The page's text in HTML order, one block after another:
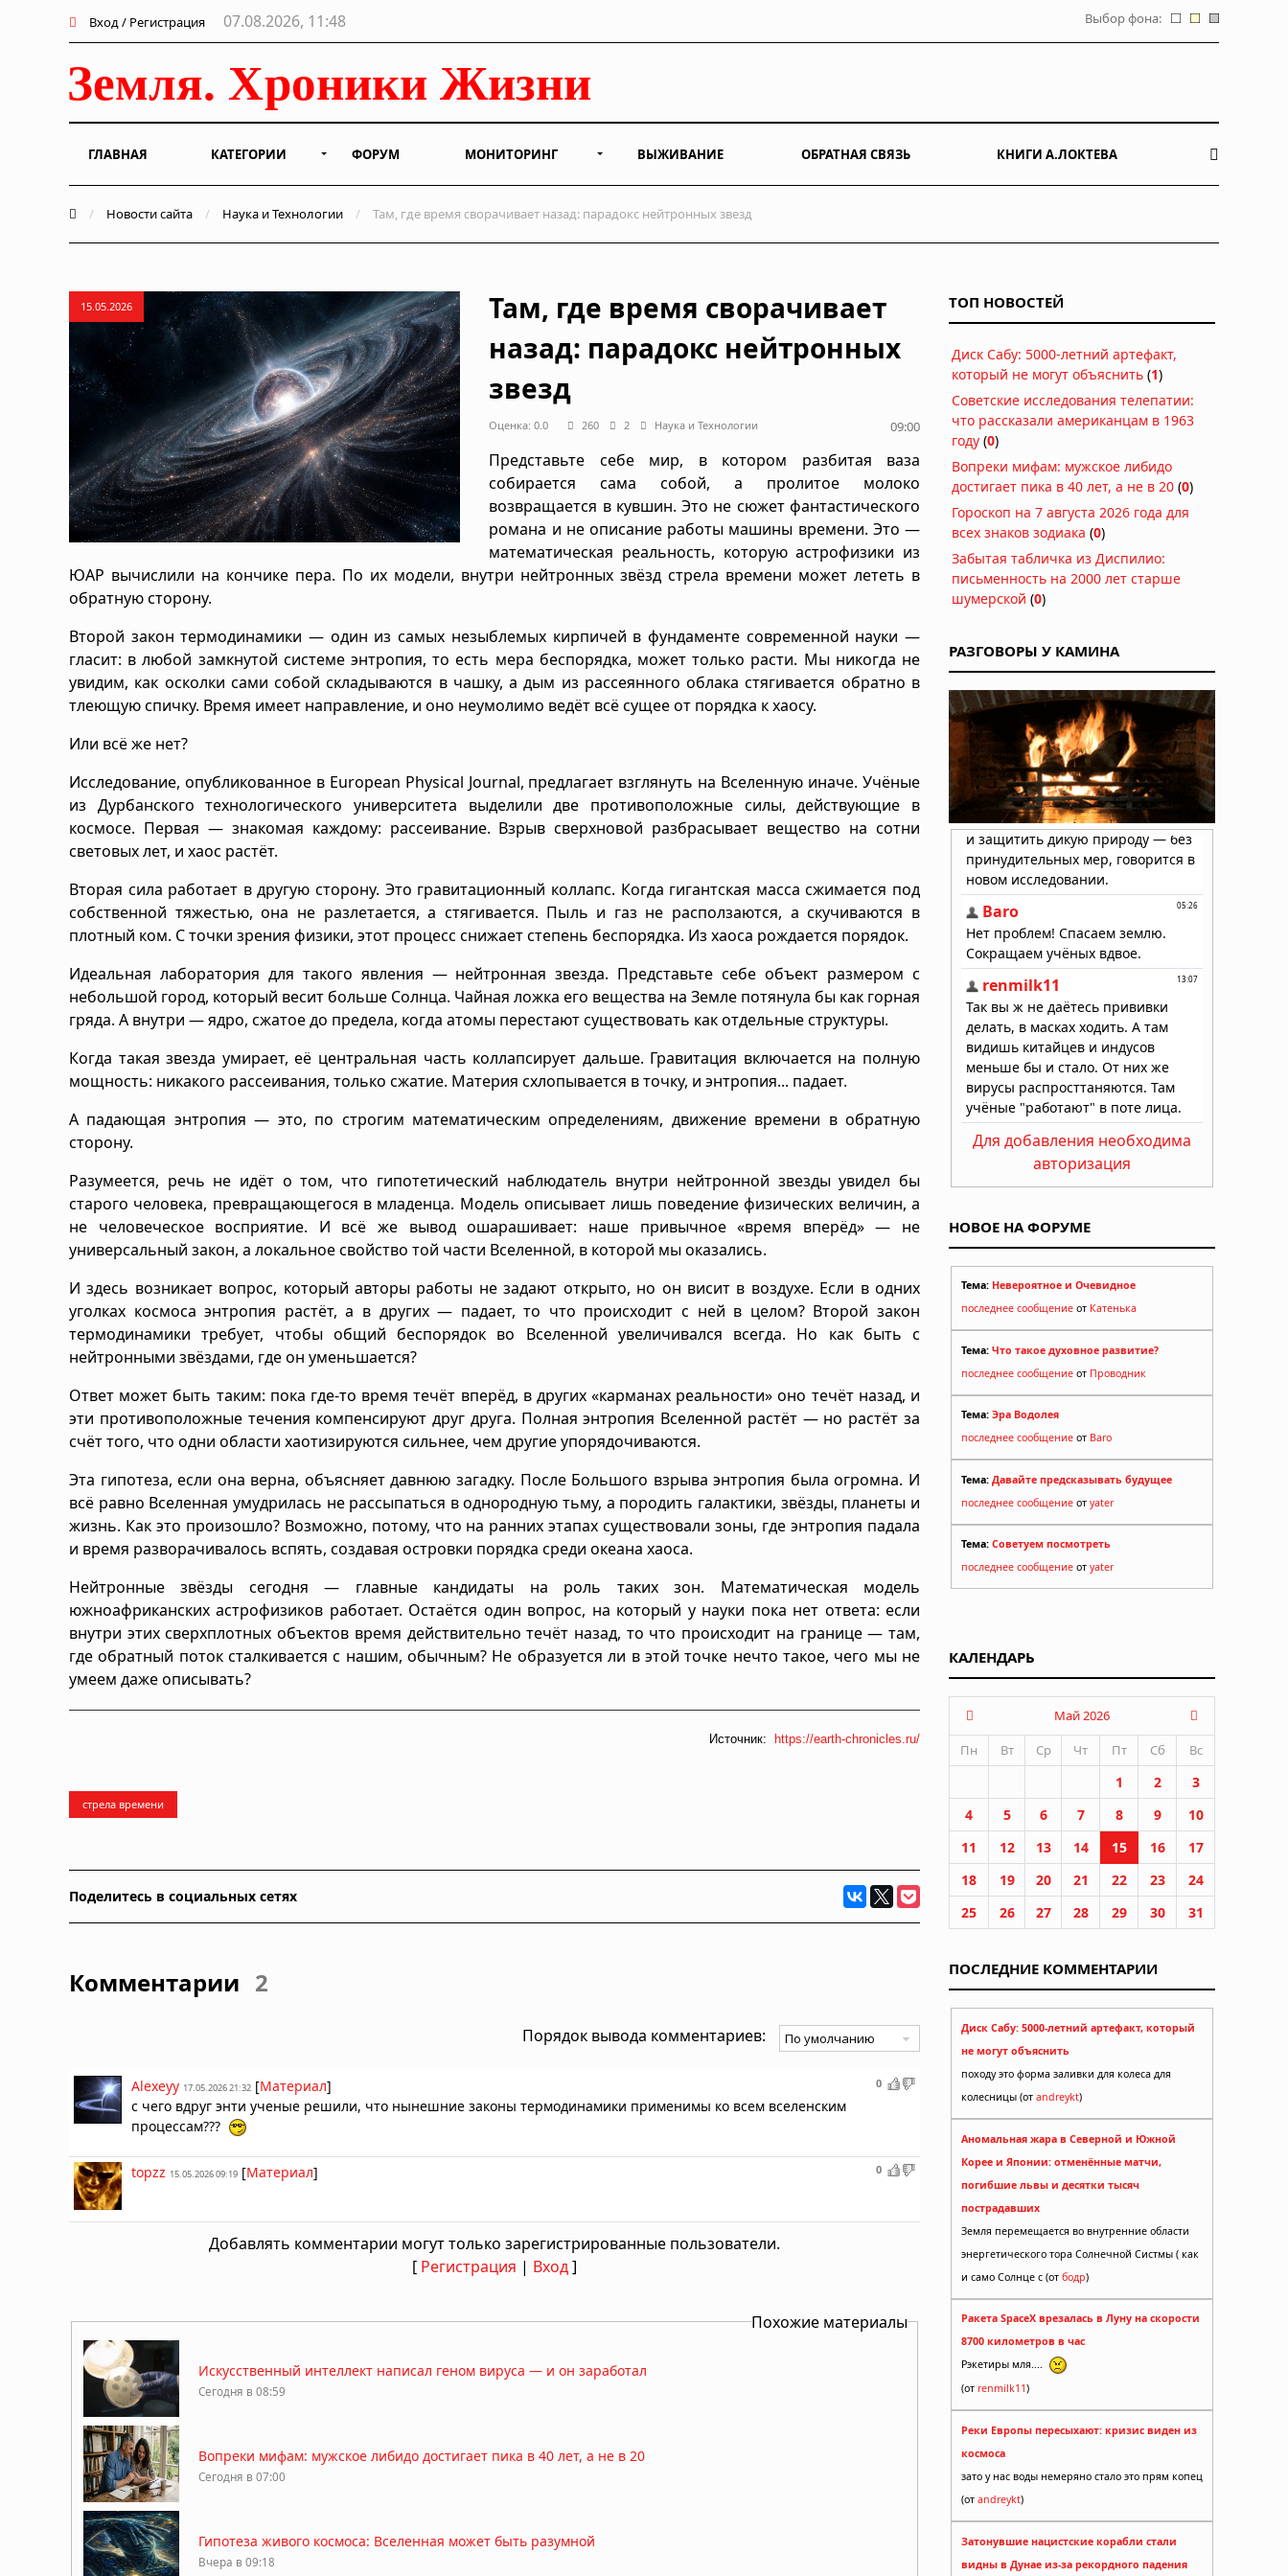
Вход / Регистрация 07.08.2026, 11:48 Выбор фона:
ГЛАВНАЯ КАТЕГОРИИ ФОРУМ МОНИТОРИНГ ВЫЖИВАНИЕ ОБРАТНАЯ СВЯЗЬ КНИГИ А.ЛОКТЕВА
/ Новости сайта / Наука и Технологии / Там, где время сворачивает назад: парадокс нейтронных звезд
15.05.2026
Там, где время сворачивает
назад: парадокс нейтронных
звезд
Оценка: 0.0 260 2 Наука и Технологии 09:00
Представьте себе мир, в котором разбитая ваза
собирается сама собой, а пролитое молоко
возвращается в кувшин. Это не сюжет фантастического
романа и не описание работы машины времени. Это —
математическая реальность, которую астрофизики из
ЮАР вычислили на кончике пера. По их модели, внутри нейтронных звёзд стрела времени может лететь в
обратную сторону.
Второй закон термодинамики — один из самых незыблемых кирпичей в фундаменте современной науки —
гласит: в любой замкнутой системе энтропия, то есть мера беспорядка, может только расти. Мы никогда не
увидим, как осколки сами собой складываются в чашку, а дым из рассеянного облака стягивается обратно в
тлеющую спичку. Время имеет направление, и оно неумолимо ведёт всё сущее от порядка к хаосу.
Или всё же нет?
Исследование, опубликованное в European Physical Journal, предлагает взглянуть на Вселенную иначе. Учёные
из Дурбанского технологического университета выделили две противоположные силы, действующие в
космосе. Первая — знакомая каждому: рассеивание. Взрыв сверхновой разбрасывает вещество на сотни
световых лет, и хаос растёт.
Вторая сила работает в другую сторону. Это гравитационный коллапс. Когда гигантская масса сжимается под
собственной тяжестью, она не разлетается, а стягивается. Пыль и газ не расползаются, а скучиваются в
плотный ком. С точки зрения физики, этот процесс снижает степень беспорядка. Из хаоса рождается порядок.
Идеальная лаборатория для такого явления — нейтронная звезда. Представьте себе объект размером с
небольшой город, который весит больше Солнца. Чайная ложка его вещества на Земле потянула бы как горная
гряда. А внутри — ядро, сжатое до предела, когда атомы перестают существовать как отдельные структуры.
Когда такая звезда умирает, её центральная часть коллапсирует дальше. Гравитация включается на полную
мощность: никакого рассеивания, только сжатие. Материя схлопывается в точку, и энтропия... падает.
А падающая энтропия — это, по строгим математическим определениям, движение времени в обратную
сторону.
Разумеется, речь не идёт о том, что гипотетический наблюдатель внутри нейтронной звезды увидел бы
старого человека, превращающегося в младенца. Модель описывает лишь поведение физических величин, а
не человеческое восприятие. И всё же вывод ошарашивает: наше привычное «время вперёд» — не
универсальный закон, а локальное свойство той части Вселенной, в которой мы оказались.
И здесь возникает вопрос, который авторы работы не задают открыто, но он висит в воздухе. Если в одних
уголках космоса энтропия растёт, а в других — падает, то что происходит с ней в целом? Второй закон
термодинамики требует, чтобы общий беспорядок во Вселенной увеличивался всегда. Но как быть с
нейтронными звёздами, где он уменьшается?
Ответ может быть таким: пока где-то время течёт вперёд, в других «карманах реальности» оно течёт назад, и
эти противоположные течения компенсируют друг друга. Полная энтропия Вселенной растёт — но растёт за
счёт того, что одни области хаотизируются сильнее, чем другие упорядочиваются.
Эта гипотеза, если она верна, объясняет давнюю загадку. После Большого взрыва энтропия была огромна. И
всё равно Вселенная умудрилась не рассыпаться в однородную тьму, а породить галактики, звёзды, планеты и
жизнь. Как это произошло? Возможно, потому, что на ранних этапах существовали зоны, где энтропия падала
и время разворачивалось вспять, создавая островки порядка среди океана хаоса.
Нейтронные звёзды сегодня — главные кандидаты на роль таких зон. Математическая модель
южноафриканских астрофизиков работает. Остаётся один вопрос, на который у науки пока нет ответа: если
внутри этих сверхплотных объектов время действительно течёт назад, то что происходит на границе — там,
где обратный поток сталкивается с нашим, обычным? Не образуется ли в этой точке нечто такое, чего мы не
умеем даже описывать?
Источник: https://earth-chronicles.ru/
стрела времени
Поделитесь в социальных сетях
Комментарии 2
Порядок вывода комментариев:
0
Alexeyy 17.05.2026 21:32 [Материал]
с чего вдруг энти ученые решили, что нынешние законы термодинамики применимы ко всем вселенским
процессам???
0
topzz 15.05.2026 09:19 [Материал]
Добавлять комментарии могут только зарегистрированные пользователи.
[ Регистрация | Вход]
Похожие материалы
Искусственный интеллект написал геном вируса — и он заработал
Сегодня в 08:59
Вопреки мифам: мужское либидо достигает пика в 40 лет, а не в 20
Сегодня в 07:00
Гипотеза живого космоса: Вселенная может быть разумной
Вчера в 09:18
ТОП НОВОСТЕЙ
Диск Сабу: 5000-летний артефакт,
который не могут объяснить (1)
Советские исследования телепатии:
что рассказали американцам в 1963
году (0)
Вопреки мифам: мужское либидо
достигает пика в 40 лет, а не в 20 (0)
Гороскоп на 7 августа 2026 года для
всех знаков зодиака (0)
Забытая табличка из Диспилио:
письменность на 2000 лет старше
шумерской (0)
РАЗГОВОРЫ У КАМИНА
Для добавления необходима
авторизация
НОВОЕ НА ФОРУМЕ
Тема: Невероятное и Очевидное
последнее сообщение от Катенька
Тема: Что такое духовное развитие?
последнее сообщение от Проводник
Тема: Эра Водолея
последнее сообщение от Baro
Тема: Давайте предсказывать будущее
последнее сообщение от yater
Тема: Советуем посмотреть
последнее сообщение от yater
КАЛЕНДАРЬ
Май 2026
Пн
Вт Ср Чт Пт Сб Вс
1 2
3
4
5 6 7 8 9
10
11
12 13 14 15 16
17
18
19 20 21 22 23
24
25
26 27 28 29 30 31
ПОСЛЕДНИЕ КОММЕНТАРИИ
Диск Сабу: 5000-летний артефакт, который
не могут объяснить
походу это форма заливки для колеса для
колесницы (от andreykt)
Аномальная жара в Северной и Южной
Корее и Японии: отменённые матчи,
погибшие львы и десятки тысяч
пострадавших
Земля перемещается во внутренние области
энергетического тора Солнечной Систмы ( как
и само Солнце с (от бодр)
Ракета SpaceX врезалась в Луну на скорости
8700 километров в час
Рэкетиры мля....
(от renmilk11)
Реки Европы пересыхают: кризис виден из
космоса
зато у нас воды немеряно стало это прям копец
(от andreykt)
Затонувшие нацистские корабли стали
видны в Дунае из-за рекордного падения